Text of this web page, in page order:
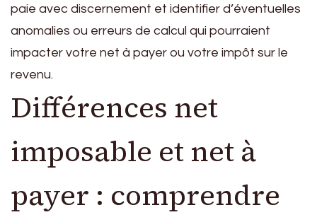
paie avec discernement et identifier d’éventuelles
anomalies ou erreurs de calcul qui pourraient
impacter votre net à payer ou votre impôt sur le
revenu.
Différences net
imposable et net à
payer : comprendre